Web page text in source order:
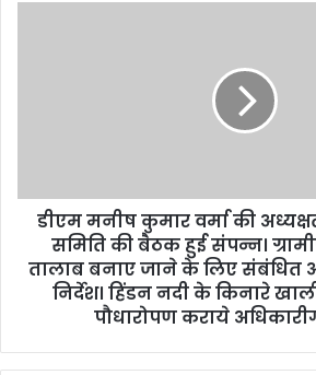
डीएम मनीष कुमार वर्मा की
समिति की बैठक हुई संपन्न।
तालाब बनाए जाने के लिए संबंधित
निर्देश। हिंडन नदी के किनारे
पौधारोपण कराये